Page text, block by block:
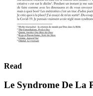
Read
Le Syndrome De La